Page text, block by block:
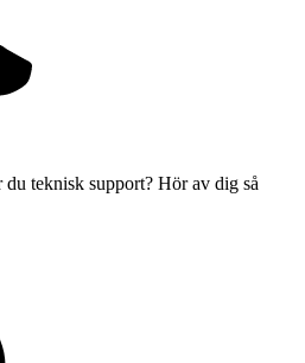
teknisk support? Hör av dig så